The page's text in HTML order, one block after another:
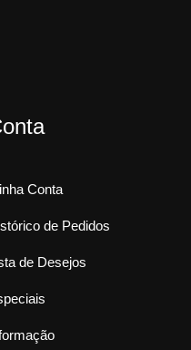
Conta
de Pedidos
de Desejos